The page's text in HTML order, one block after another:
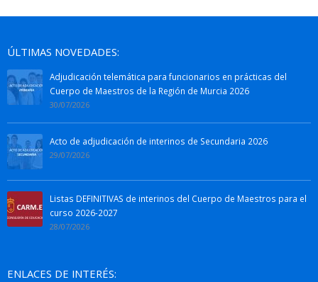
ÚLTIMAS NOVEDADES:
Adjudicación telemática para funcionarios en prácticas del
Cuerpo de Maestros de la Región de Murcia 2026
30/07/2026
Acto de adjudicación de interinos de Secundaria 2026
29/07/2026
Listas DEFINITIVAS de interinos del Cuerpo de Maestros para el
curso 2026-2027
28/07/2026
ENLACES DE INTERÉS: